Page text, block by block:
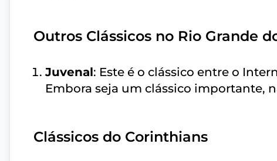
Outros Clássicos no Rio Grande
Juvenal: Este é o clássico entre o
Embora seja um clássico importante,
Clássicos do Corinthians